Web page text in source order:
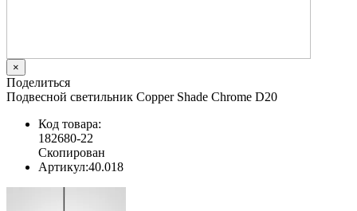
×
Поделиться
Подвесной светильник Copper Shade Chrome D20
Код товара:
182680-22
Скопирован
Артикул:40.018